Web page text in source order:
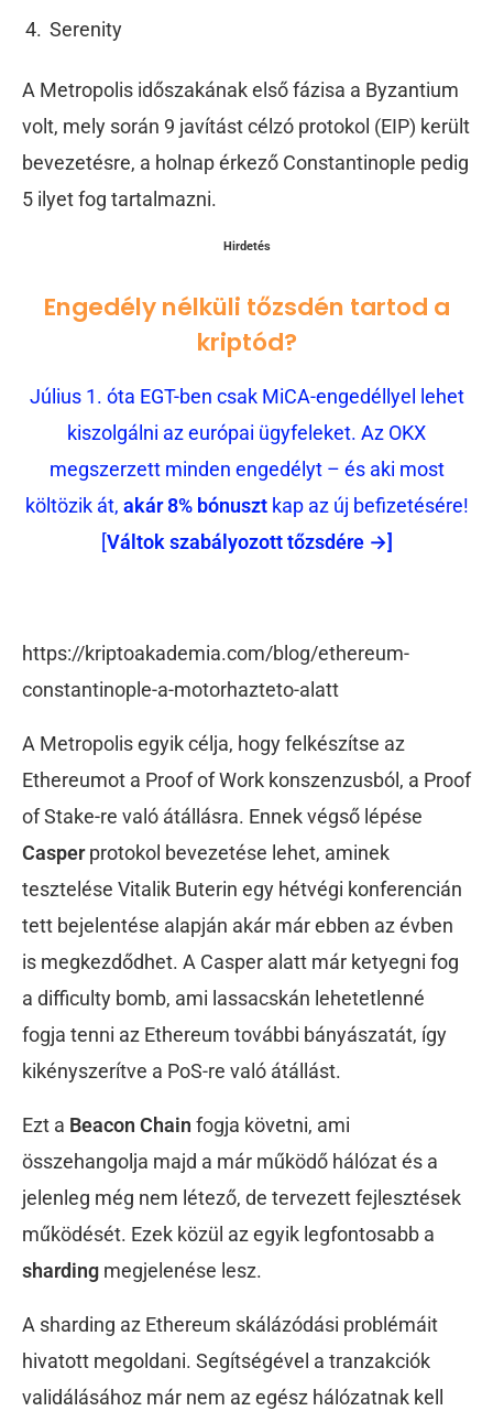
Serenity
A Metropolis időszakának első fázisa a Byzantium
volt, mely során 9 javítást célzó protokol (EIP) került
bevezetésre, a holnap érkező Constantinople pedig
5 ilyet fog tartalmazni.
Hirdetés
Engedély nélküli tőzsdén tartod a
kriptód?
Július 1. óta EGT-ben csak MiCA-engedéllyel lehet
kiszolgálni az európai ügyfeleket. Az OKX
megszerzett minden engedélyt – és aki most
költözik át, akár 8% bónusztkap az új befizetésére!
[Váltok szabályozott tőzsdére →]
https://kriptoakademia.com/blog/ethereum-
constantinople-a-motorhazteto-alatt
A Metropolis egyik célja, hogy felkészítse az
Ethereumot a Proof of Work konszenzusból, a Proof
of Stake-re való átállásra. Ennek végső lépése
Casperprotokol bevezetése lehet, aminek
tesztelése Vitalik Buterin egy hétvégi konferencián
tett bejelentése alapján akár már ebben az évben
is megkezdődhet. A Casper alatt már ketyegni fog
a difficulty bomb, ami lassacskán lehetetlenné
fogja tenni az Ethereum további bányászatát, így
kikényszerítve a PoS-re való átállást.
Ezt a Beacon Chain fogja követni, ami
összehangolja majd a már működő hálózat és a
jelenleg még nem létező, de tervezett fejlesztések
működését. Ezek közül az egyik legfontosabb a
sharding megjelenése lesz.
A sharding az Ethereum skálázódási problémáit
hivatott megoldani. Segítségével a tranzakciók
validálásához már nem az egész hálózatnak kell